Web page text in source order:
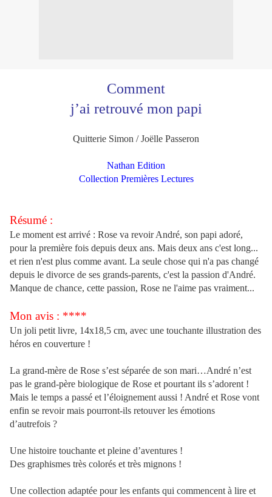
Comment
j’ai retrouvé mon papi
Quitterie Simon / Joëlle Passeron
Nathan Edition
Collection Premières Lectures
Résumé :
Le moment est arrivé : Rose va revoir André, son papi adoré,
pour la première fois depuis deux ans. Mais deux ans c'est long...
et rien n'est plus comme avant. La seule chose qui n'a pas changé
depuis le divorce de ses grands-parents, c'est la passion d'André.
Manque de chance, cette passion, Rose ne l'aime pas vraiment...
Mon avis : ****
Un joli petit livre, 14x18,5 cm, avec une touchante illustration des
héros en couverture !
La grand-mère de Rose s’est séparée de son mari…André n’est
pas le grand-père biologique de Rose et pourtant ils s’adorent !
Mais le temps a passé et l’éloignement aussi ! André et Rose vont
enfin se revoir mais pourront-ils retouver les émotions
d’autrefois ?
Une histoire touchante et pleine d’aventures !
Des graphismes très colorés et très mignons !
Une collection adaptée pour les enfants qui commencent à lire et